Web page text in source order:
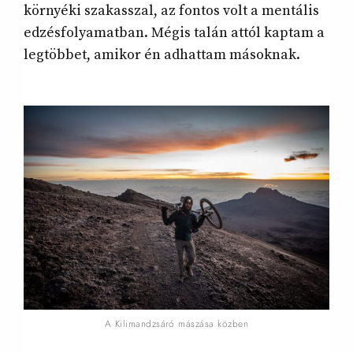
környéki szakasszal, az fontos volt a mentális
edzésfolyamatban. Mégis talán attól kaptam a
legtöbbet, amikor én adhattam másoknak.
A Kilimandzsáró mászása közben